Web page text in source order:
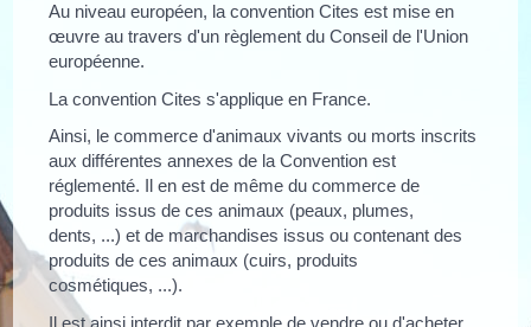
Au niveau européen, la convention Cites est mise en
œuvre au travers d'un règlement du Conseil de l'Union
européenne.
La convention Cites s'applique en France.
Ainsi, le commerce d'animaux vivants ou morts inscrits
aux différentes annexes de la Convention est
réglementé. Il en est de même du commerce de
produits issus de ces animaux (peaux, plumes,
dents, ...) et de marchandises issus ou contenant des
produits de ces animaux (cuirs, produits
cosmétiques, ...).
Il est ainsi interdit par exemple de vendre ou d'acheter